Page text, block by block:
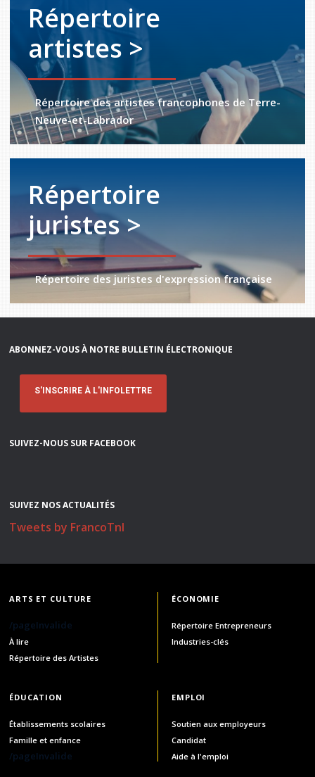
Répertoire
artistes >
Répertoire des artistes francophones de Terre-
Neuve-et-Labrador
Répertoire
juristes >
Répertoire des juristes d'expression française
ABONNEZ-VOUS À NOTRE BULLETIN ÉLECTRONIQUE
S'INSCRIRE À L'INFOLETTRE
SUIVEZ-NOUS SUR FACEBOOK
SUIVEZ NOS ACTUALITÉS
Tweets by FrancoTnl
ARTS ET CULTURE
/pageInvalide
À lire
Répertoire des Artistes
ÉCONOMIE
Répertoire Entrepreneurs
Industries-clés
ÉDUCATION
Établissements scolaires
Famille et enfance
/pageInvalide
EMPLOI
Soutien aux employeurs
Candidat
Aide à l'emploi